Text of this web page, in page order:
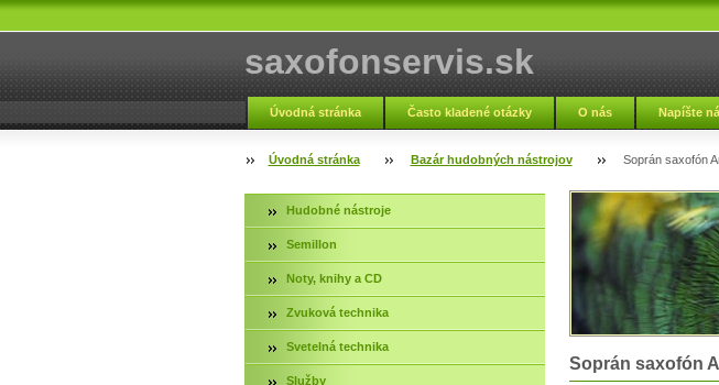
saxofonservis.sk
Úvodná stránka Často kladené otázky O nás Napíšte
Fotogaléria servis Kontakt Zmluvné podmienky
Úvodná stránka Bazár hudobných nástrojov Soprán saxofón
Soprán saxofón
Hudobné nástroje
Semillon
Noty, knihy a CD
Zvuková technika
Svetelná technika
Služby